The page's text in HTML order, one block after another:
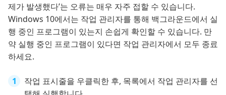
제가 발생했다’는 오류는 매우 자주 접할 수 있습니다.
Windows 10에서는 작업 관리자를 통해 백그라운드에서 실
행 중인 프로그램이 있는지 손쉽게 확인할 수 있습니다. 만
약 실행 중인 프로그램이 있다면 작업 관리자에서 모두 종료
하세요.
작업 표시줄을 우클릭한 후, 목록에서 작업 관리자를 선